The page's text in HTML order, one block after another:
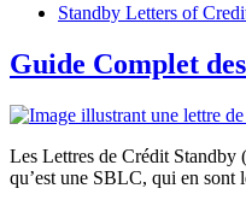
Standby Letters of
Guide Complet
Les Lettres de Crédit Standby
qu’est une SBLC, qui en sont